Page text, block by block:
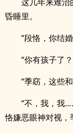
昏睡里。
“段恪，你结
“你有孩子了
“季窈，这些
“不，我，我
恪嫌恶眼神对视，